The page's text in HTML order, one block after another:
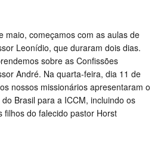
maio, começamos com as aulas de
Leonídio, que duraram dois dias.
sobre as Confissões
André. Na quarta-feira, dia 11 de
nossos missionários apresentaram o
Brasil para a ICCM, incluindo os
filhos do falecido pastor Horst